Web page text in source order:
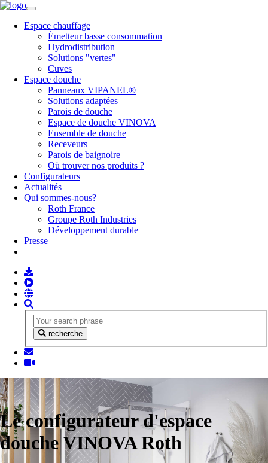
Espace chauffage
Émetteur basse consommation
Hydrodistribution
Solutions "vertes"
Cuves
Espace douche
Panneaux VIPANEL®
Solutions adaptées
Parois de douche
Espace de douche VINOVA
Ensemble de douche
Receveurs
Parois de baignoire
Où trouver nos produits ?
Configurateurs
Actualités
Qui sommes-nous?
Roth France
Groupe Roth Industries
Développement durable
Presse
recherche
Le configurateur d'espace
douche VINOVA Roth